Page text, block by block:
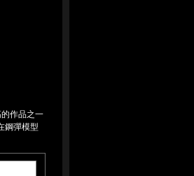
作品之一
鋼彈模型